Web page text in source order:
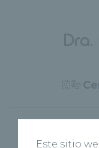
Cuenca
Este sitio